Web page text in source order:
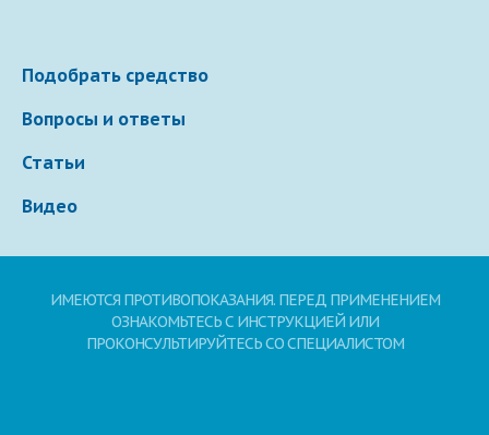
Ваше сообщение
Отправляя вопрос, я принимаюпользовательское
соглашениесайта.
Подобрать средство
Вопросы и ответы
Статьи
Видео
ИМЕЮТСЯ ПРОТИВОПОКАЗАНИЯ. ПЕРЕД ПРИМЕНЕНИЕМ
ОЗНАКОМЬТЕСЬ С ИНСТРУКЦИЕЙ ИЛИ
ПРОКОНСУЛЬТИРУЙТЕСЬ СО СПЕЦИАЛИСТОМ